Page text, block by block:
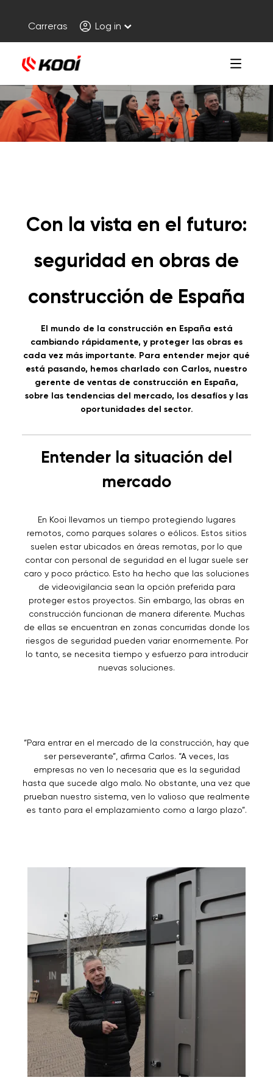
Carreras Log in
Con la vista en el futuro:
seguridad en obras de
construcción de España
El mundo de la construcción en España está
cambiando rápidamente, y proteger las obras es
cada vez más importante. Para entender mejor qué
está pasando, hemos charlado con Carlos, nuestro
gerente de ventas de construcción en España,
sobre las tendencias del mercado, los desafíos y las
oportunidades del sector.
Entender la situación del
mercado
En Kooi llevamos un tiempo protegiendo lugares
remotos, como parques solares o eólicos. Estos sitios
suelen estar ubicados en áreas remotas, por lo que
contar con personal de seguridad en el lugar suele ser
caro y poco práctico. Esto ha hecho que las soluciones
de videovigilancia sean la opción preferida para
proteger estos proyectos. Sin embargo, las obras en
construcción funcionan de manera diferente. Muchas
de ellas se encuentran en zonas concurridas donde los
riesgos de seguridad pueden variar enormemente. Por
lo tanto, se necesita tiempo y esfuerzo para introducir
nuevas soluciones.
“Para entrar en el mercado de la construcción, hay que
ser perseverante”, afirma Carlos. “A veces, las
empresas no ven lo necesaria que es la seguridad
hasta que sucede algo malo. No obstante, una vez que
prueban nuestro sistema, ven lo valioso que realmente
es tanto para el emplazamiento como a largo plazo”.